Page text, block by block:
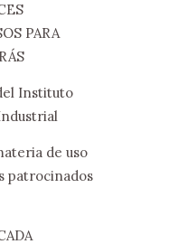
PARA
Instituto
de uso
patrocinados